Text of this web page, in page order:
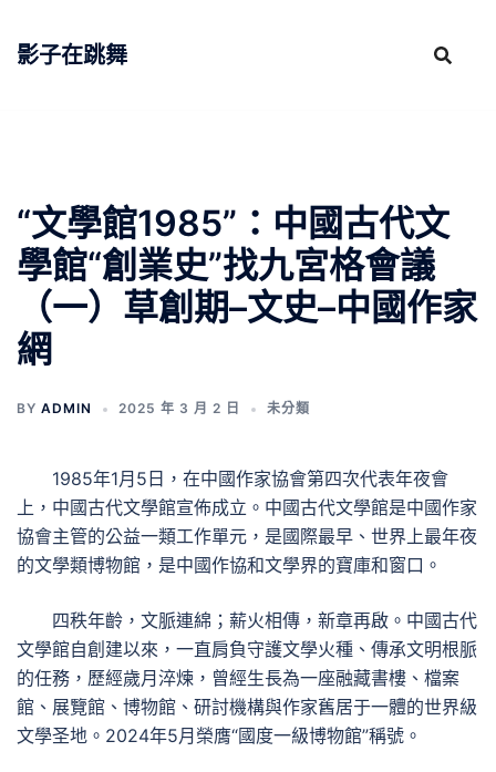
影子在跳舞
“文學館1985”：中國古代文
學館“創業史”找九宮格會議
（一）草創期–文史–中國作家
網
BY ADMIN 2025 年 3 月 2 日 未分類
1985年1月5日，在中國作家協會第四次代表年夜會
上，中國古代文學館宣佈成立。中國古代文學館是中國作家
協會主管的公益一類工作單元，是國際最早、世界上最年夜
的文學類博物館，是中國作協和文學界的寶庫和窗口。
四秩年齡，文脈連綿；薪火相傳，新章再啟。中國古代
文學館自創建以來，一直肩負守護文學火種、傳承文明根脈
的任務，歷經歲月淬煉，曾經生長為一座融藏書樓、檔案
館、展覽館、博物館、研討機構與作家舊居于一體的世界級
文學圣地。2024年5月榮膺“國度一級博物館”稱號。